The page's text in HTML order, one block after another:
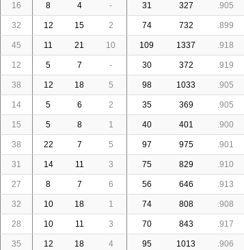
16 8 4 - 31 327 .905
32 12 15 2 74 732 .899
45 11 21 10 109 1337 .918
12 5 7 - 30 372 .919
38 12 18 5 98 1033 .905
14 5 6 2 35 369 .905
15 5 8 1 40 401 .900
38 22 7 5 97 975 .901
31 14 11 3 75 829 .910
27 8 7 6 56 646 .913
32 10 18 1 74 808 .908
28 10 11 3 70 843 .917
35 12 18 4 95 1013 .906